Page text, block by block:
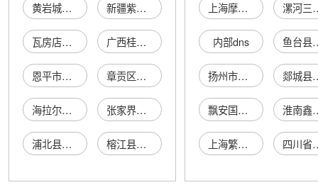
黄岩城关天然植物精油厂 新疆紫色椒坊天然植物精油有限公司
瓦房店市共济街道丝柏纳天然植物精油店 广西桂平市中物华宝天然植物精油科技有限公司
恩平市维一植物精油馆 章贡区美杨植物精油馆
海拉尔区香遇植物精油馆 张家界武陵源皓雪芳香植物精油馆
浦北县彩连植物精油馆 榕江县嘉柏俪纯天然香薰精油护肤馆
上海摩黛贸易有限公司 漯河三
内部dns 鱼台
扬州市维扬区雨兴粮油南北货店 郯城县红花
飘安国际贸易(上海)有限公司 淮南
上海繁犀平面设计工作室 四川省美